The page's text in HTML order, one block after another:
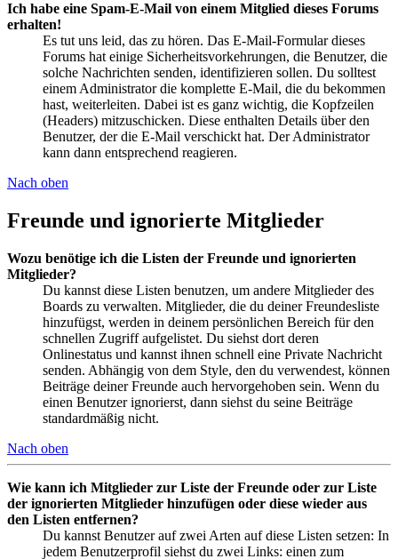
Ich habe eine Spam-E-Mail von einem Mitglied dieses Forums
erhalten!
Es tut uns leid, das zu hören. Das E-Mail-Formular dieses
Forums hat einige Sicherheitsvorkehrungen, die Benutzer, die
solche Nachrichten senden, identifizieren sollen. Du solltest
einem Administrator die komplette E-Mail, die du bekommen
hast, weiterleiten. Dabei ist es ganz wichtig, die Kopfzeilen
(Headers) mitzuschicken. Diese enthalten Details über den
Benutzer, der die E-Mail verschickt hat. Der Administrator
kann dann entsprechend reagieren.
Nach oben
Freunde und ignorierte Mitglieder
Wozu benötige ich die Listen der Freunde und ignorierten
Mitglieder?
Du kannst diese Listen benutzen, um andere Mitglieder des
Boards zu verwalten. Mitglieder, die du deiner Freundesliste
hinzufügst, werden in deinem persönlichen Bereich für den
schnellen Zugriff aufgelistet. Du siehst dort deren
Onlinestatus und kannst ihnen schnell eine Private Nachricht
senden. Abhängig von dem Style, den du verwendest, können
Beiträge deiner Freunde auch hervorgehoben sein. Wenn du
einen Benutzer ignorierst, dann siehst du seine Beiträge
standardmäßig nicht.
Nach oben
Wie kann ich Mitglieder zur Liste der Freunde oder zur Liste
der ignorierten Mitglieder hinzufügen oder diese wieder aus
den Listen entfernen?
Du kannst Benutzer auf zwei Arten auf diese Listen setzen: In
jedem Benutzerprofil siehst du zwei Links: einen zum